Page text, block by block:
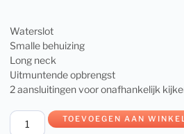
Waterslot
Smalle behuizing
Long neck
Uitmuntende opbrengst
2 aansluitingen voor onafhankelijk
TOEVOEGEN AAN